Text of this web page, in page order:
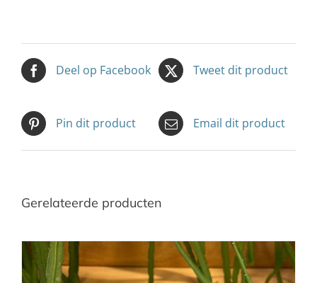
Deel op Facebook Tweet dit product
Pin dit product Email dit product
Gerelateerde producten